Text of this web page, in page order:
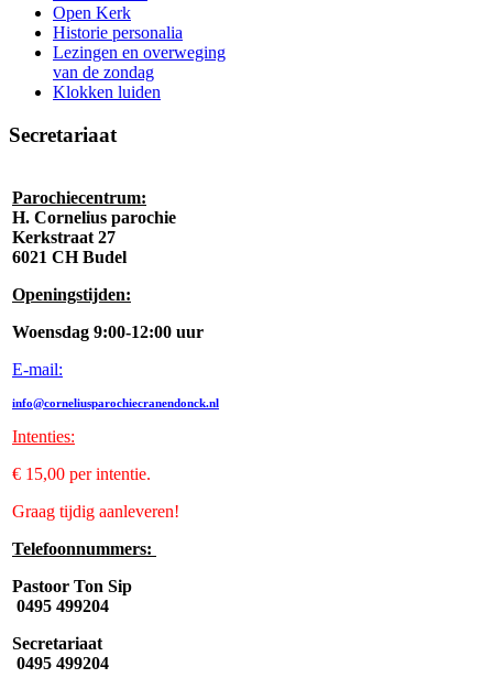
Open Kerk
Historie personalia
Lezingen en overweging
van de zondag
Klokken luiden
Secretariaat
Parochiecentrum:
H. Cornelius parochie
Kerkstraat 27
6021 CH Budel
Openingstijden:
Woensdag 9:00-12:00 uur
E-mail:
info@corneliusparochiecranendonck.nl
Intenties:
€ 15,00 per intentie.
Graag tijdig aanleveren!
Telefoonnummers:
Pastoor Ton Sip
0495 499204
Secretariaat
0495 499204